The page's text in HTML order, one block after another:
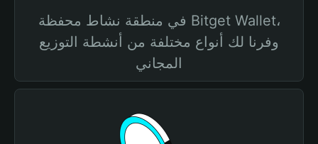
في منطقة نشاط محفظة Bitget Wallet،
وفرنا لك أنواع مختلفة من أنشطة التوزيع
المجاني